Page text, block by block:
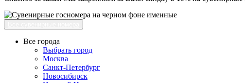
Все города
Выбрать город
Москва
Санкт-Петербург
Новосибирск